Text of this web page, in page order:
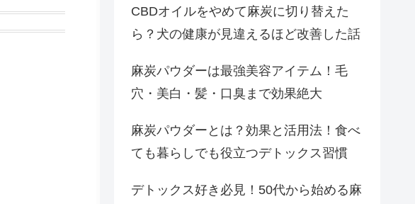
CBDオイルをやめて麻炭に切り替えた
ら？犬の健康が見違えるほど改善した話
麻炭パウダーは最強美容アイテム！毛
穴・美白・髪・口臭まで効果絶大
麻炭パウダーとは？効果と活用法！食べ
ても暮らしでも役立つデトックス習慣
デトックス好き必見！50代から始める麻